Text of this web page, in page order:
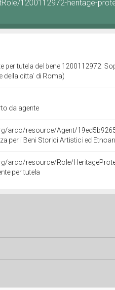
1200112972-heritage-
per tutela del bene 1200112972:
della citta' di Roma)
da agente
arco/resource/Agent/
per i Beni Storici Artistici ed
arco/resource/Role/
per tutela